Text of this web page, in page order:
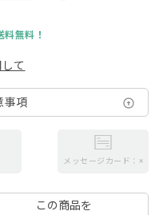
料無料！
て
事項
メッセージカード：×
この商品を